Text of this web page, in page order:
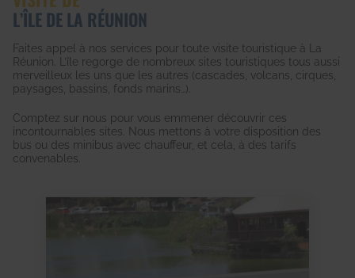
L’ÎLE DE LA RÉUNION
Faites appel à nos services pour toute visite touristique à La
Réunion. L’île regorge de nombreux sites touristiques tous aussi
merveilleux les uns que les autres (cascades, volcans, cirques,
paysages, bassins, fonds marins…).
Comptez sur nous pour vous emmener découvrir ces
incontournables sites. Nous mettons à votre disposition des
bus ou des minibus avec chauffeur, et cela, à des tarifs
convenables.